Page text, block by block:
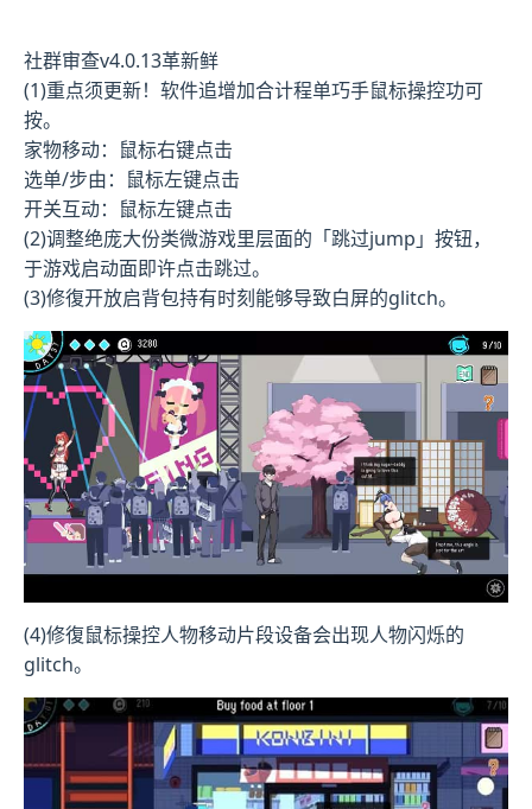
社群审查v4.0.13革新鲜
(1)重点须更新！软件追增加合计程单巧手鼠标操控功可
按。
家物移动：鼠标右键点击
选单/步由：鼠标左键点击
开关互动：鼠标左键点击
(2)调整绝庞大份类微游戏里层面的「跳过jump」按钮，
于游戏启动面即许点击跳过。
(3)修復开放启背包持有时刻能够导致白屏的glitch。
(4)修復鼠标操控人物移动片段设备会出现人物闪烁的
glitch。